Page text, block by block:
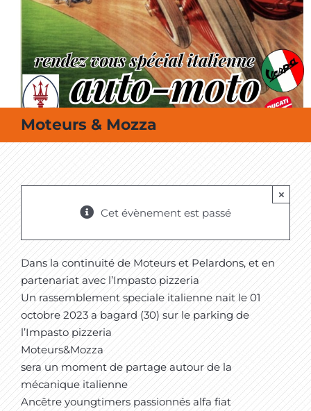
MES SORTIES / MES LOISIRS
Moteurs & Mozza
Cet évènement est passé
×
Dans la continuité de Moteurs et Pelardons, et en
partenariat avec l’Impasto pizzeria
Un rassemblement speciale italienne nait le 01
octobre 2023 a bagard (30) sur le parking de
l’Impasto pizzeria
Moteurs&Mozza
sera un moment de partage autour de la
mécanique italienne
Ancêtre youngtimers passionnés alfa fiat